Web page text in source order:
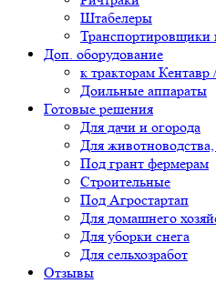
Штабелеры
Транспортировщики
Доп. оборудование
к тракторам Кентавр
Доильные аппараты
Готовые решения
Для дачи и огорода
Для
Под грант фермерам
Строительные
Под Агростартап
Для домашнего
Для уборки снега
Для сельхозработ
Отзывы